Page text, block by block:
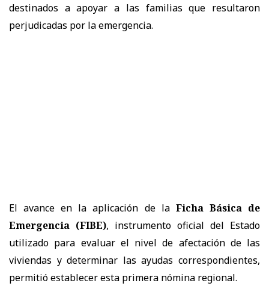
destinados a apoyar a las familias que resultaron
perjudicadas por la emergencia.
El avance en la aplicación de la Ficha Básica de
Emergencia (FIBE), instrumento oficial del Estado
utilizado para evaluar el nivel de afectación de las
viviendas y determinar las ayudas correspondientes,
permitió establecer esta primera nómina regional.